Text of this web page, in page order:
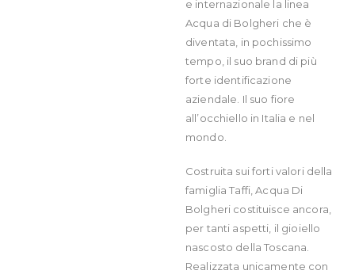
e internazionale la linea
Acqua di Bolgheri che è
diventata, in pochissimo
tempo, il suo brand di più
forte identificazione
aziendale. Il suo fiore
all’occhiello in Italia e nel
mondo.
Costruita sui forti valori della
famiglia Taffi, Acqua Di
Bolgheri costituisce ancora,
per tanti aspetti, il gioiello
nascosto della Toscana.
Realizzata unicamente con